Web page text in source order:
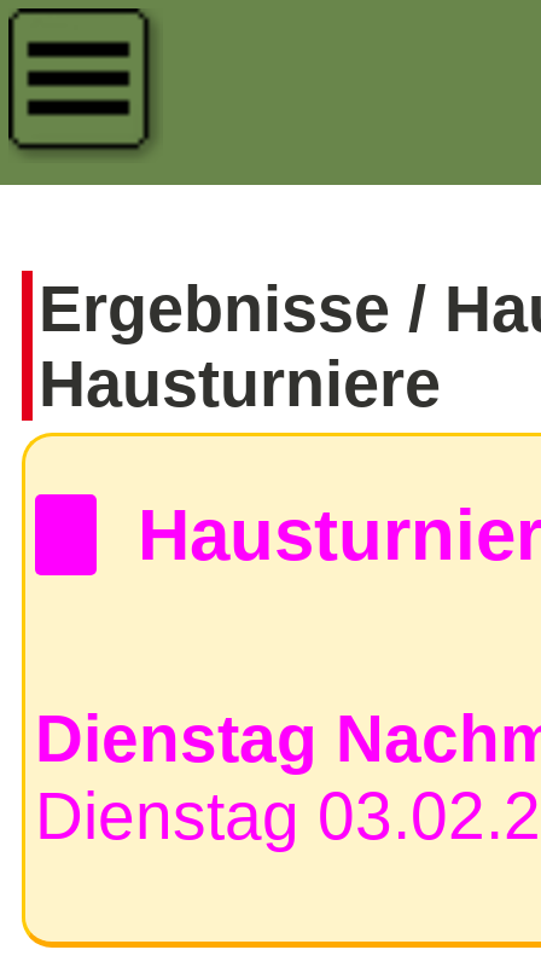
Ergebnisse /
Hausturniere
Dienstag
Dienstag